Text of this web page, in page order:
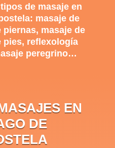
de masaje en
masaje de
piernas, masaje de
pies, reflexología
peregrino…
EN
DE